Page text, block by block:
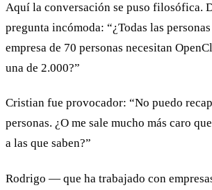
Aquí la conversación se puso filosófica.
pregunta incómoda: “¿Todas las
empresa de 70 personas necesitan
una de 2.000?”
Cristian fue provocador: “No puedo
personas. ¿O me sale mucho más caro
a las que saben?”
Rodrigo — que ha trabajado con